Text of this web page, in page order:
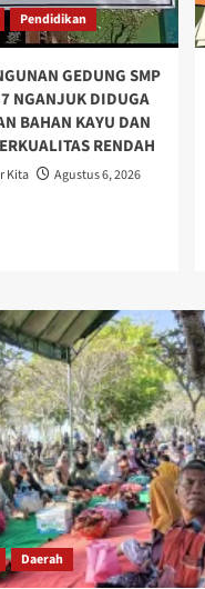
Pendidikan
GEDUNG SMP
NGANJUK DIDUGA
BAHAN KAYU DAN
RENDAH
Kita
Agustus 6, 2026
Daerah